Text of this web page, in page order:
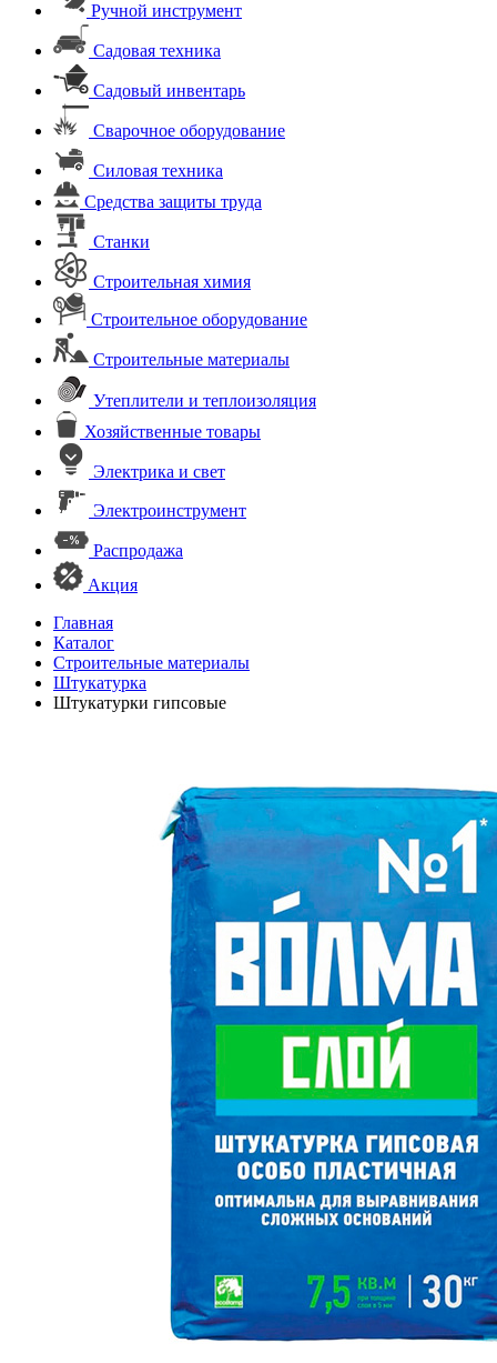
Ручной инструмент
Садовая техника
Садовый инвентарь
Сварочное оборудование
Силовая техника
Средства защиты труда
Станки
Строительная химия
Строительное оборудование
Строительные материалы
Утеплители и теплоизоляция
Хозяйственные товары
Электрика и свет
Электроинструмент
Распродажа
Акция
Главная
Каталог
Строительные материалы
Штукатурка
Штукатурки гипсовые